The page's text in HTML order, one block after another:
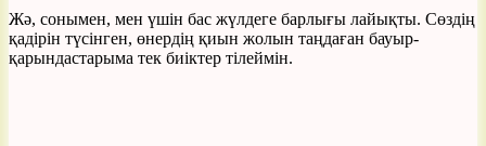
Жә, сонымен, мен үшін бас жүлдеге барлығы лайықты. Сөздің
қадірін түсінген, өнердің қиын жолын таңдаған бауыр-
қарындастарыма тек биіктер тілеймін.